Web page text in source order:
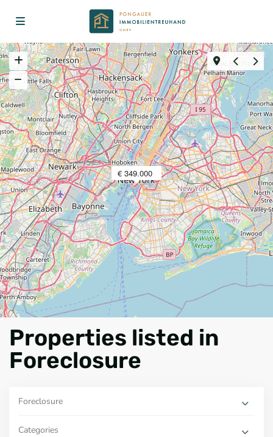
€ 349.000
Properties listed in
Foreclosure
Foreclosure
Categories